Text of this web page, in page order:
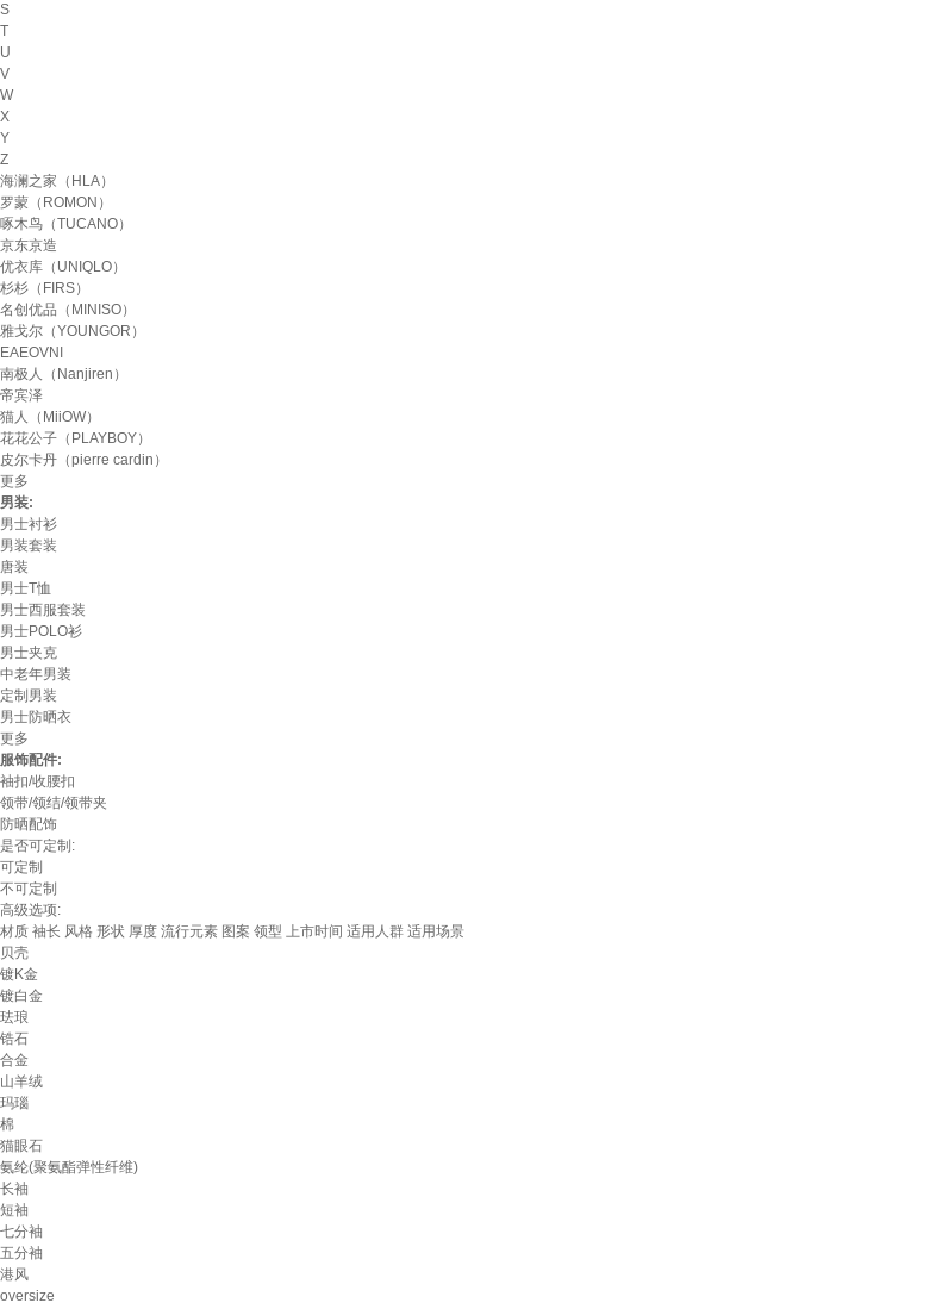
S
T
U
V
W
X
Y
Z
海澜之家（HLA）
罗蒙（ROMON）
啄木鸟（TUCANO）
京东京造
优衣库（UNIQLO）
杉杉（FIRS）
名创优品（MINISO）
雅戈尔（YOUNGOR）
EAEOVNI
南极人（Nanjiren）
帝宾泽
猫人（MiiOW）
花花公子（PLAYBOY）
皮尔卡丹（pierre cardin）
更多
男装:
男士衬衫
男装套装
唐装
男士T恤
男士西服套装
男士POLO衫
男士夹克
中老年男装
定制男装
男士防晒衣
更多
服饰配件:
袖扣/收腰扣
领带/领结/领带夹
防晒配饰
是否可定制:
可定制
不可定制
高级选项:
材质 袖长 风格 形状 厚度 流行元素 图案 领型 上市时间 适用人群 适用场景
贝壳
镀K金
镀白金
珐琅
锆石
合金
山羊绒
玛瑙
棉
猫眼石
氨纶(聚氨酯弹性纤维)
长袖
短袖
七分袖
五分袖
港风
oversize